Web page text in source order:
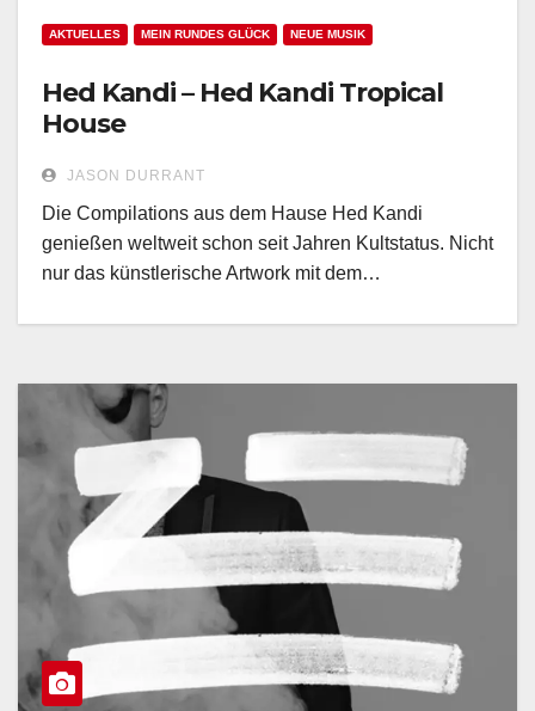
AKTUELLES MEIN RUNDES GLÜCK NEUE MUSIK
Hed Kandi – Hed Kandi Tropical
House
JASON DURRANT
Die Compilations aus dem Hause Hed Kandi
genießen weltweit schon seit Jahren Kultstatus. Nicht
nur das künstlerische Artwork mit dem…